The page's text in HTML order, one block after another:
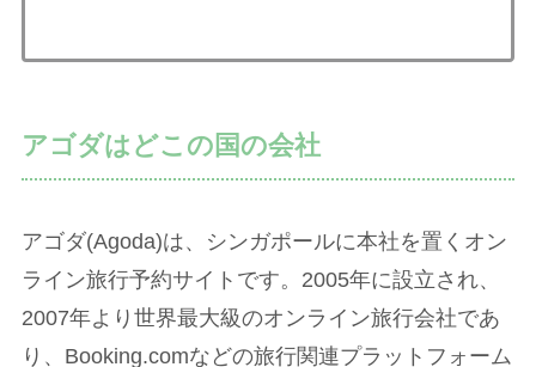
アゴダはどこの国の会社
アゴダ(Agoda)は、シンガポールに本社を置くオン
ライン旅行予約サイトです。2005年に設立され、
2007年より世界最大級のオンライン旅行会社であ
り、Booking.comなどの旅行関連プラットフォーム